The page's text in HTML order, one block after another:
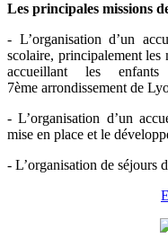
Les principales missions
- L’organisation d’un
scolaire, principalement les
accueillant les
7ème arrondissement de
- L’organisation d’un
mise en place et le
- L’organisation de séjours